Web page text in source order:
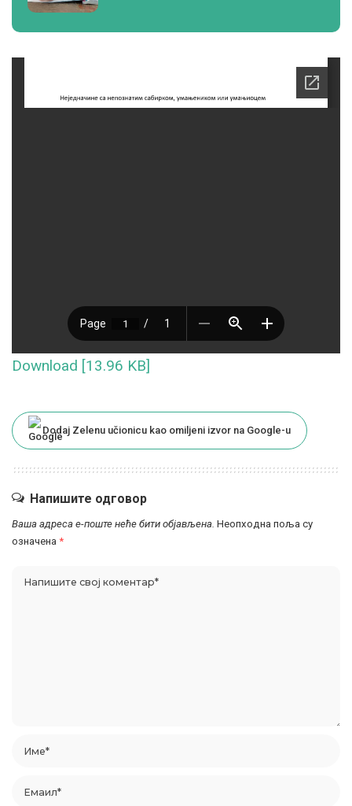
Download [13.96 KB]
Dodaj Zelenu učionicu kao omiljeni izvor na Google-u
Напишите одговор
Ваша адреса е-поште неће бити објављена. Неопходна поља су
означена *